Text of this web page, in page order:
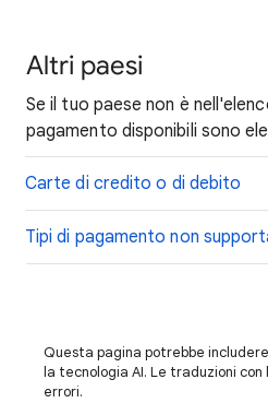
Altri paesi
Se il tuo paese non è
pagamento disponibili sono
Carte di credito o di debito
Tipi di pagamento non
Questa pagina potrebbe
la tecnologia AI. Le traduzioni
errori.